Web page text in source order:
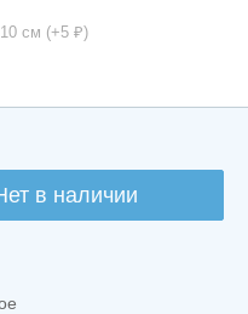
см (+5 ₽)
в наличии